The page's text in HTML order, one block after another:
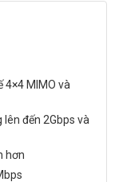
4×4 MIMO và
đến 2Gbps và
hơn